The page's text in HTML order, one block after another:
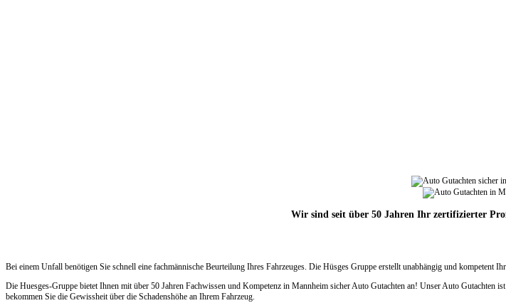
Wir sind seit über 50 Jahren Ihr zertifizierter
Bei einem Unfall benötigen Sie schnell eine fachmännische Beurteilung Ihres Fahrzeuges. Die Hüsges Gruppe erstellt unabhängig und kompetent
Die Huesges-Gruppe bietet Ihnen mit über 50 Jahren Fachwissen und Kompetenz in Mannheim sicher Auto Gutachten an! Unser Auto
bekommen Sie die Gewissheit über die Schadenshöhe an Ihrem Fahrzeug.